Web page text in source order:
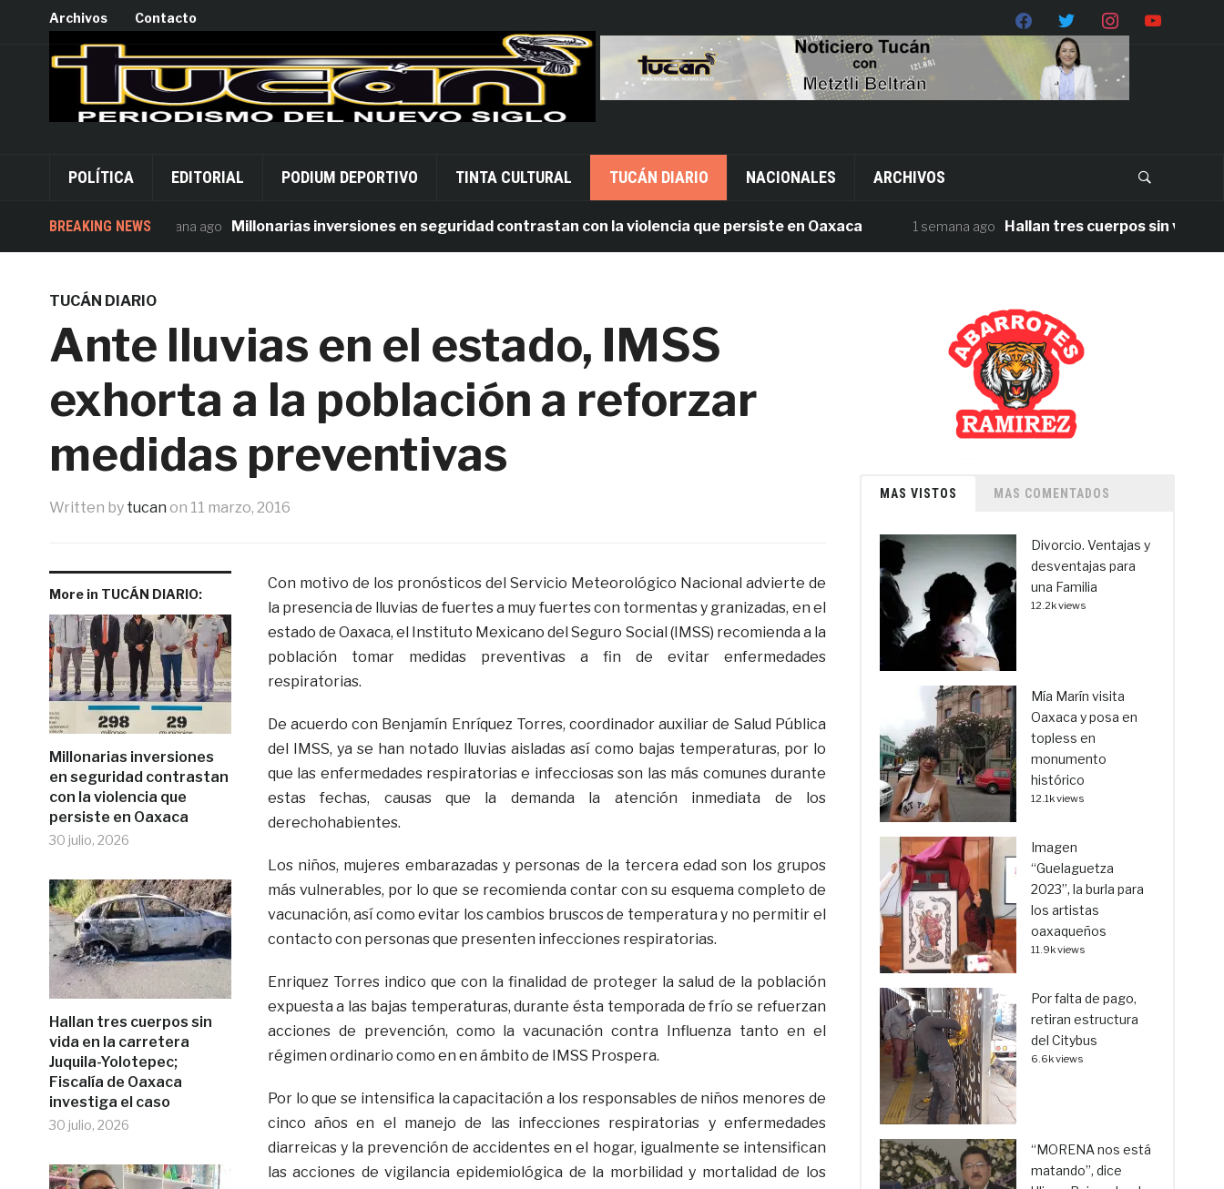
Archivos Contacto
POLÍTICA EDITORIAL PODIUM DEPORTIVO TINTA CULTURAL TUCÁN DIARIO NACIONALES ARCHIVOS
BREAKING NEWS
1 semana ago Millonarias inversiones en seguridad contrastan con la violencia que persiste en Oaxaca 1 semana ago Hallan tres cuerpos sin vida en la
TUCÁN DIARIO
Ante lluvias en el estado, IMSS
exhorta a la población a reforzar
medidas preventivas
Written by tucan on 11 marzo, 2016
More in TUCÁN DIARIO:
Millonarias inversiones
en seguridad contrastan
con la violencia que
persiste en Oaxaca
30 julio, 2026
Hallan tres cuerpos sin
vida en la carretera
Juquila-Yolotepec;
Fiscalía de Oaxaca
investiga el caso
30 julio, 2026
Con motivo de los pronósticos del Servicio Meteorológico Nacional advierte de
la presencia de lluvias de fuertes a muy fuertes con tormentas y granizadas, en el
estado de Oaxaca, el Instituto Mexicano del Seguro Social (IMSS) recomienda a la
población tomar medidas preventivas a fin de evitar enfermedades
respiratorias.
De acuerdo con Benjamín Enríquez Torres, coordinador auxiliar de Salud Pública
del IMSS, ya se han notado lluvias aisladas así como bajas temperaturas, por lo
que las enfermedades respiratorias e infecciosas son las más comunes durante
estas fechas, causas que la demanda la atención inmediata de los
derechohabientes.
Los niños, mujeres embarazadas y personas de la tercera edad son los grupos
más vulnerables, por lo que se recomienda contar con su esquema completo de
vacunación, así como evitar los cambios bruscos de temperatura y no permitir el
contacto con personas que presenten infecciones respiratorias.
Enriquez Torres indico que con la finalidad de proteger la salud de la población
expuesta a las bajas temperaturas, durante ésta temporada de frío se refuerzan
acciones de prevención, como la vacunación contra Influenza tanto en el
régimen ordinario como en en ámbito de IMSS Prospera.
Por lo que se intensifica la capacitación a los responsables de niños menores de
cinco años en el manejo de las infecciones respiratorias y enfermedades
diarreicas y la prevención de accidentes en el hogar, igualmente se intensifican
las acciones de vigilancia epidemiológica de la morbilidad y mortalidad de los
MAS VISTOS MAS COMENTADOS
Divorcio. Ventajas y
desventajas para
una Familia
12.2k views
Mía Marín visita
Oaxaca y posa en
topless en
monumento
histórico
12.1k views
Imagen
“Guelaguetza
2023”, la burla para
los artistas
oaxaqueños
11.9k views
Por falta de pago,
retiran estructura
del Citybus
6.6k views
“MORENA nos está
matando”, dice